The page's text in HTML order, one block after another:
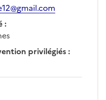
:
privilégiés: